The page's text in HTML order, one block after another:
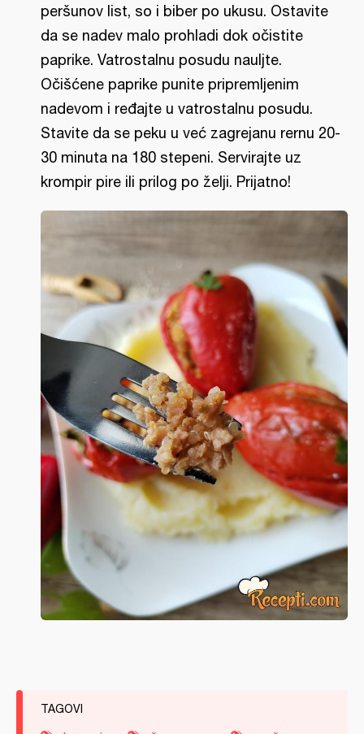
peršunov list, so i biber po ukusu. Ostavite
da se nadev malo prohladi dok očistite
paprike. Vatrostalnu posudu nauljte.
Očišćene paprike punite pripremljenim
nadevom i ređajte u vatrostalnu posudu.
Stavite da se peku u već zagrejanu rernu 20-
30 minuta na 180 stepeni. Servirajte uz
krompir pire ili prilog po želji. Prijatno!
TAGOVI